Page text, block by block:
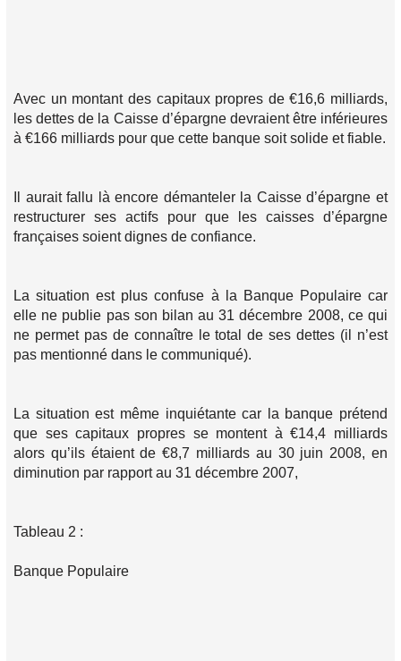
Avec un montant des capitaux propres de €16,6 milliards,
les dettes de la Caisse d’épargne devraient être inférieures
à €166 milliards pour que cette banque soit solide et fiable.
Il aurait fallu là encore démanteler la Caisse d’épargne et
restructurer ses actifs pour que les caisses d’épargne
françaises soient dignes de confiance.
La situation est plus confuse à la Banque Populaire car
elle ne publie pas son bilan au 31 décembre 2008, ce qui
ne permet pas de connaître le total de ses dettes (il n’est
pas mentionné dans le communiqué).
La situation est même inquiétante car la banque prétend
que ses capitaux propres se montent à €14,4 milliards
alors qu’ils étaient de €8,7 milliards au 30 juin 2008, en
diminution par rapport au 31 décembre 2007,
Tableau 2 :
Banque Populaire